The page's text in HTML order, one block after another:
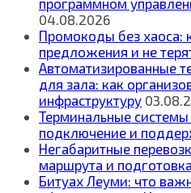
программном
04.08.2026
Промокоды без хаоса:
предложения и не
Автоматизированные
для зала: как
инфраструктуру
Терминальные
подключение и
Негабаритные
маршрута и
Битуах Леуми: что